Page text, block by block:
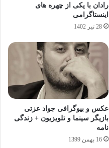
رادان با یکی از چهره های
اینستاگرامی
28 تیر 1402
عکس و بیوگرافی جواد عزتی
بازیگر سینما و تلویزیون + زندگی
نامه
16 بهمن 1399